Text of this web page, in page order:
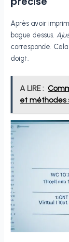
Après avoir
bague dessus.
corresponde.
doigt.
A LIRE :
et méthodes